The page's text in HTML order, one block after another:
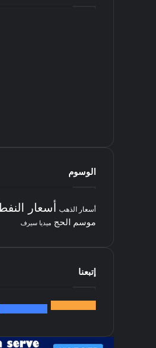
الوسوم
أسعار الذهب أسعار
موسم الحج ميديا سيرف
إتبعنا